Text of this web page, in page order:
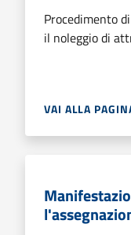
Procedimento
il noleggio di
VAI ALLA